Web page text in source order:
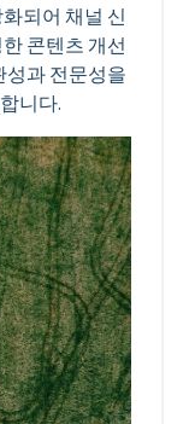
되어 채널 신
콘텐츠 개선
성과 전문성을
니다.